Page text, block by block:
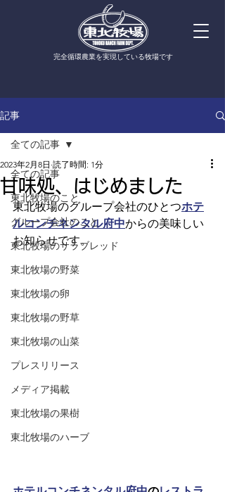
​完全循環農業を実現している牧場です
記事
全ての記事
東北牧場のこと
グループ会社のこと
東北牧場のサラブレッド
東北牧場の野菜
東北牧場の卵
東北牧場の野草
東北牧場の山菜
プレスリリース
メディア掲載
東北牧場の果樹
東北牧場のハーブ
全ての記事
甘味処、はじめました
2023年2月8日 読了時間: 1分
東北牧場のグループ会社のひとつホテ
ルコンチネンタル府中からの美味しい
お知らせです。